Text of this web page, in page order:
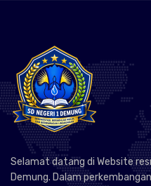
Selamat datang di Website
Demung. Dalam